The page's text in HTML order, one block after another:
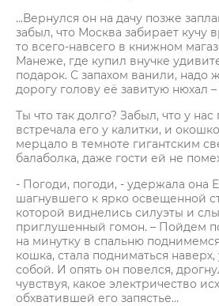
...Вернулся он на дачу позже
забыл, что Москва забирает кучу
то всего-навсего в книжном
Манеже, где купил внучке
подарок. С запахом ванили, надо
дорогу голову её завитую нюхал –
Ты что так долго? Забыл, что у нас
встречала его у калитки, и
мерцало в темноте гигантским
балаболка, даже гости ей не
- Погоди, погоди, - удержала она
шагнувшего к ярко освещенной
которой виднелись силуэты и
приглушенный гомон. – Пойдем
на минутку в спальню
кошка, стала подниматься наверх,
собой. И опять он повелся,
чувствуя, какое электричество
обхватившей его запястье…